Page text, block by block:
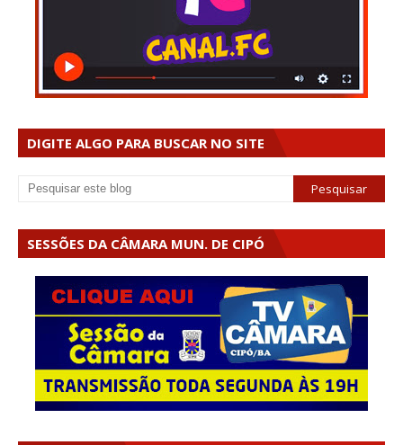
DIGITE ALGO PARA BUSCAR NO SITE
SESSÕES DA CÂMARA MUN. DE CIPÓ